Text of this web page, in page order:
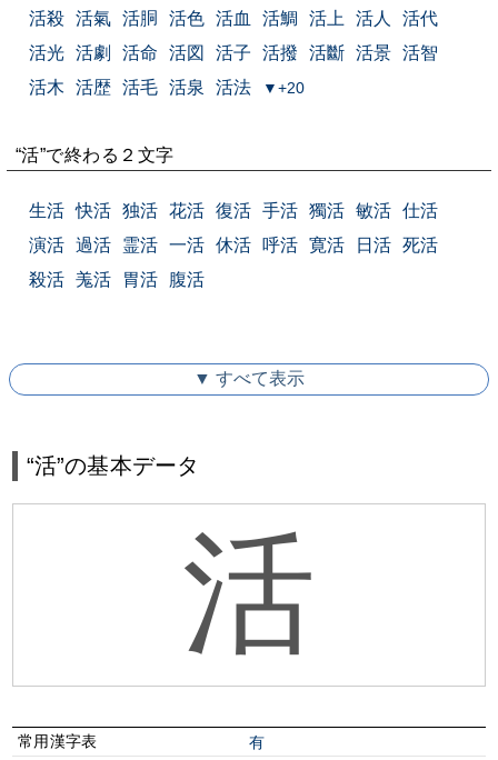
活殺 活氣 活胴 活色 活血 活鯛 活上 活人
活代
活光 活劇 活命 活図 活子 活撥 活斷 活景 活智
活木
活歴 活毛 活泉 活法 ▼+20
“活”で終わる２文字
生活 快活 独活 花活 復活 手活 獨活 敏活 仕活
演活 過活 霊活 一活 休活 呼活 寛活 日活 死活
殺活 羗活 胃活 腹活
▼ すべて表示
“活”の基本データ
活
常用漢字表
有